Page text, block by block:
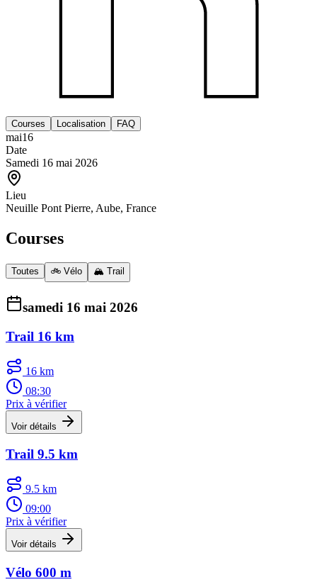
Courses Localisation FAQ
mai16
Date
Samedi 16 mai 2026
Lieu
Neuille Pont Pierre, Aube, France
Courses
Toutes 🚲 Vélo 🏔️ Trail
samedi 16 mai 2026
Trail 16 km
16 km
08:30
Prix à vérifier
Voir détails
Trail 9.5 km
9.5 km
09:00
Prix à vérifier
Voir détails
Vélo 600 m